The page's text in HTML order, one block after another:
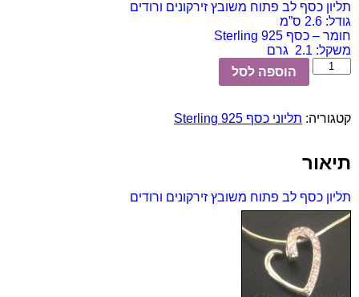
תליון כסף לב פתוח משובץ זירקונים ורודים
גודל: 2.6 ס”מ
חומר – כסף 925 Sterling
משקל: 2.1 גרם
כמות
של
לב
זירקונים
הוספה לסל
קטגוריה: תליוני כסף 925 Sterling
תיאור
תליון כסף לב פתוח משובץ זירקונים ורודים